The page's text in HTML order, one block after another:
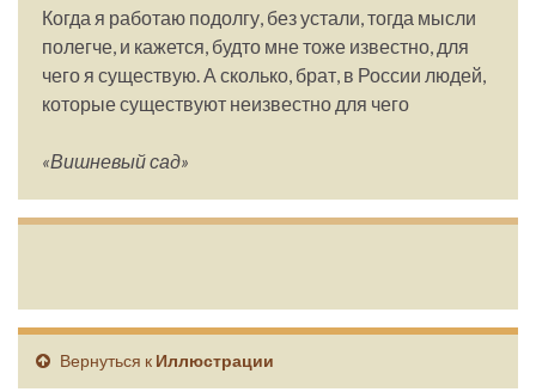
Когда я работаю подолгу, без устали, тогда мысли
полегче, и кажется, будто мне тоже известно, для
чего я существую. А сколько, брат, в России людей,
которые существуют неизвестно для чего
«Вишневый сад»
Вернуться к Иллюстрации